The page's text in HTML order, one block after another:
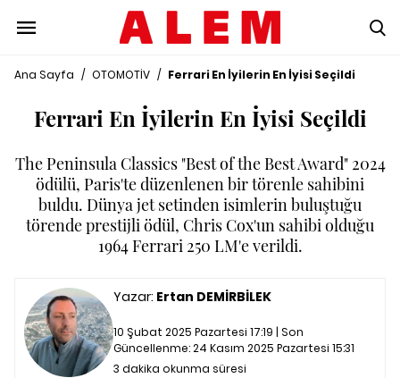
Ana Sayfa / OTOMOTİV / Ferrari En İyilerin En İyisi Seçildi
Ferrari En İyilerin En İyisi Seçildi
The Peninsula Classics "Best of the Best Award" 2024
ödülü, Paris'te düzenlenen bir törenle sahibini
buldu. Dünya jet setinden isimlerin buluştuğu
törende prestijli ödül, Chris Cox'un sahibi olduğu
1964 Ferrari 250 LM'e verildi.
Yazar: Ertan DEMİRBİLEK
10 Şubat 2025 Pazartesi 17:19 | Son
Güncellenme:24 Kasım 2025 Pazartesi 15:31
3 dakika okunma süresi